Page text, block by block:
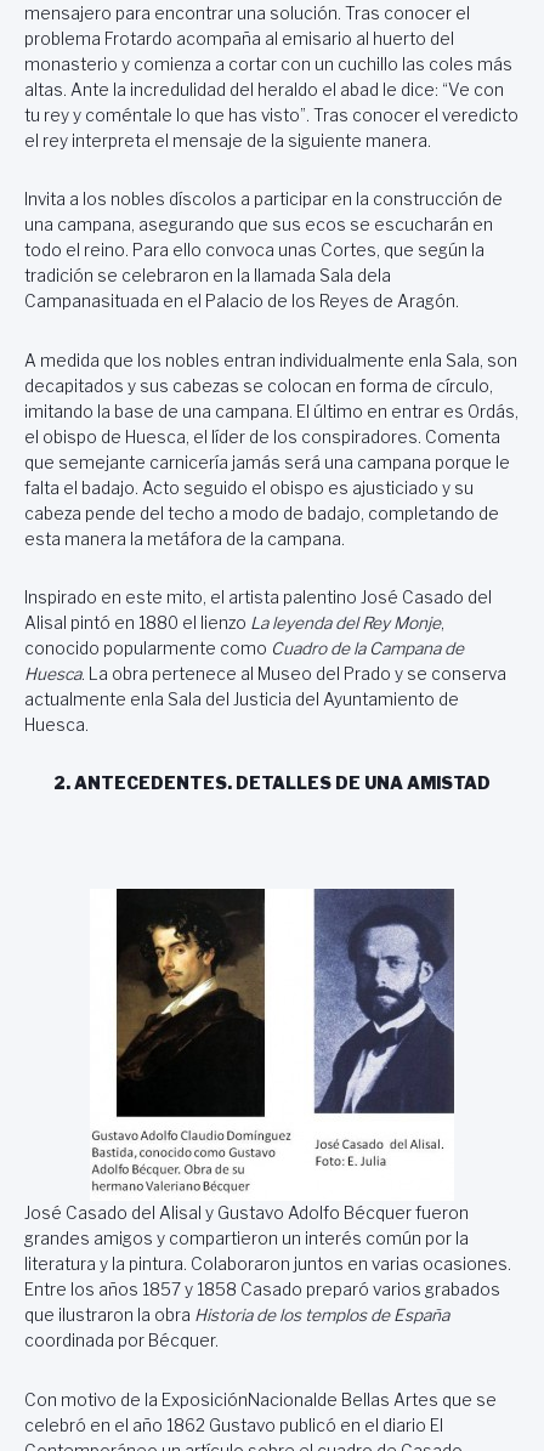
mensajero para encontrar una solución. Tras conocer el
problema Frotardo acompaña al emisario al huerto del
monasterio y comienza a cortar con un cuchillo las coles más
altas. Ante la incredulidad del heraldo el abad le dice: “Ve con
tu rey y coméntale lo que has visto”. Tras conocer el veredicto
el rey interpreta el mensaje de la siguiente manera.
Invita a los nobles díscolos a participar en la construcción de
una campana, asegurando que sus ecos se escucharán en
todo el reino. Para ello convoca unas Cortes, que según la
tradición se celebraron en la llamada Sala dela
Campanasituada en el Palacio de los Reyes de Aragón.
A medida que los nobles entran individualmente enla Sala, son
decapitados y sus cabezas se colocan en forma de círculo,
imitando la base de una campana. El último en entrar es Ordás,
el obispo de Huesca, el líder de los conspiradores. Comenta
que semejante carnicería jamás será una campana porque le
falta el badajo. Acto seguido el obispo es ajusticiado y su
cabeza pende del techo a modo de badajo, completando de
esta manera la metáfora de la campana.
Inspirado en este mito, el artista palentino José Casado del
Alisal pintó en 1880 el lienzo La leyenda del Rey Monje,
conocido popularmente como Cuadro de la Campana de
Huesca. La obra pertenece al Museo del Prado y se conserva
actualmente enla Sala del Justicia del Ayuntamiento de
Huesca.
2. ANTECEDENTES. DETALLES DE UNA AMISTAD
José Casado del Alisal y Gustavo Adolfo Bécquer fueron
grandes amigos y compartieron un interés común por la
literatura y la pintura. Colaboraron juntos en varias ocasiones.
Entre los años 1857 y 1858 Casado preparó varios grabados
que ilustraron la obra Historia de los templos de España
coordinada por Bécquer.
Con motivo de la ExposiciónNacionalde Bellas Artes que se
celebró en el año 1862 Gustavo publicó en el diario El